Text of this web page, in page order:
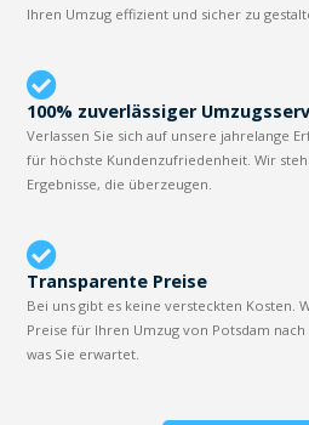
Ihren Umzug effizient und sicher zu
100% zuverlässiger
Verlassen Sie sich auf unsere jahrelange
für höchste Kundenzufriedenheit. Wir
Ergebnisse, die überzeugen.
Transparente Preise
Bei uns gibt es keine versteckten Kosten.
Preise für Ihren Umzug von Potsdam
was Sie erwartet.